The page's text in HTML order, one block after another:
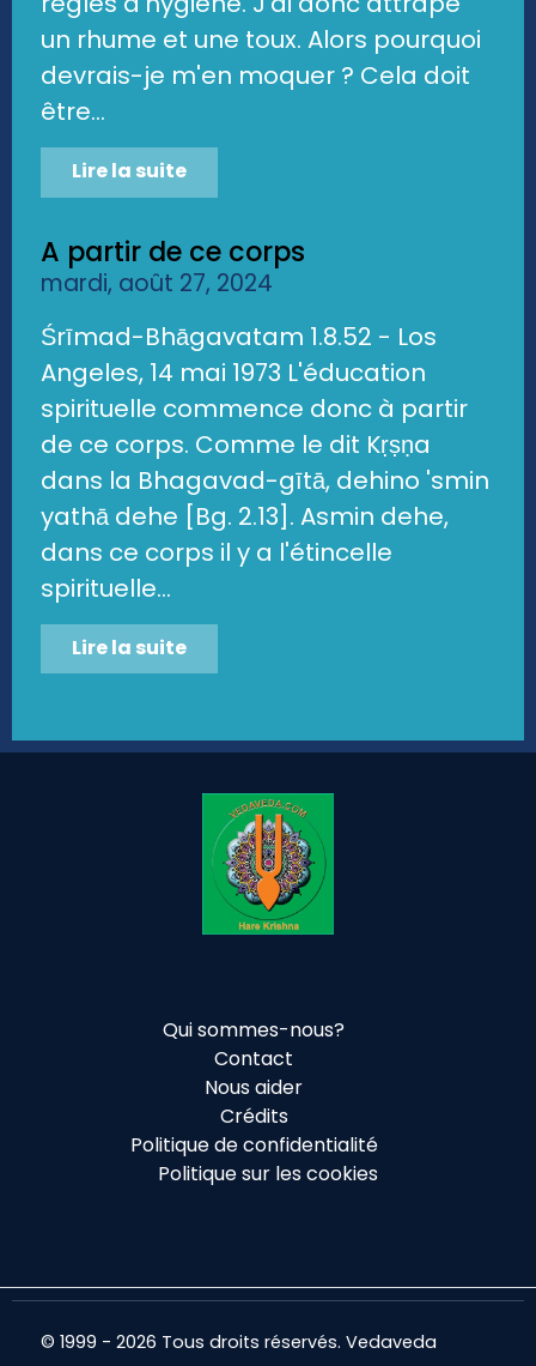
un rhume et une toux. Alors pourquoi
devrais-je m'en moquer ? Cela doit
être...
Lire la suite
A partir de ce corps
mardi, août 27, 2024
Śrīmad-Bhāgavatam 1.8.52 - Los
Angeles, 14 mai 1973 L'éducation
spirituelle commence donc à partir
de ce corps. Comme le dit Kṛṣṇa
dans la Bhagavad-gītā, dehino 'smin
yathā dehe [Bg. 2.13]. Asmin dehe,
dans ce corps il y a l'étincelle
spirituelle...
Lire la suite
Qui sommes-nous?
Contact
Nous aider
Crédits
Politique de confidentialité
Politique sur les cookies
© 1999 - 2026 Tous droits réservés. Vedaveda